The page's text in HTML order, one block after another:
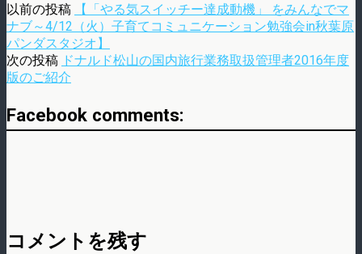
以前の投稿
【「やる気スイッチー達成動機」 をみんなでマ
ナブ～4/12（火）子育てコミュニケーション勉強会in秋葉原
パンダスタジオ】
次の投稿 ドナルド松山の国内旅行業務取扱管理者2016年度
版のご紹介
Facebook comments:
コメントを残す